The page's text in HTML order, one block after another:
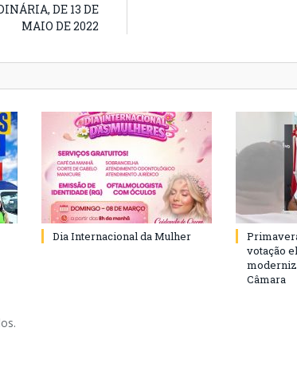
DE 13 DE
MAIO DE 2022
Dia Internacional da Mulher
votação
Câmara